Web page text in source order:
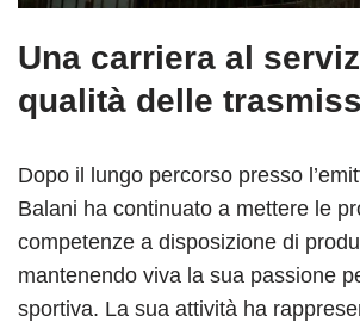
Una carriera al
qualità delle
Dopo il lungo percorso presso
Balani ha continuato a mettere le
competenze a disposizione di
mantenendo viva la sua passione
sportiva. La sua attività ha